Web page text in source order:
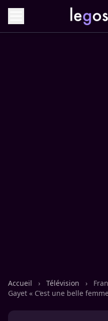
Accueil › Télévision ›
Gayet « C’est une belle